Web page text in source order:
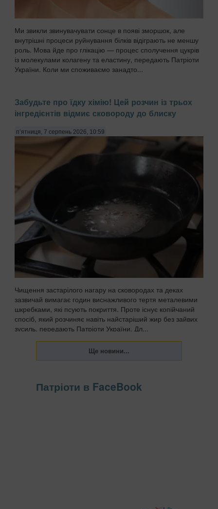
Ми звикли звинувачувати сонце в появі зморшок, але
внутрішні процеси руйнування білків відіграють не меншу
роль. Мова йде про глікацію — процес сполучення цукрів
із молекулами колагену та еластину, передають Патріоти
України. Коли ми споживаємо занадто...
Забудьте про їдку хімію! Цей розчин із трьох
інгредієнтів відмиє сковороду до блиску
п’ятниця, 7 серпень 2026, 10:59
Чищення застарілого нагару на сковородах та деках
зазвичай вимагає годин виснажливого тертя металевими
шкребками, які псують покриття. Проте існує копійчаний
спосіб, який розчиняє навіть найстаріший жир без зайвих
зусиль, передають Патріоти України. Дл...
Патріоти в FaceBook